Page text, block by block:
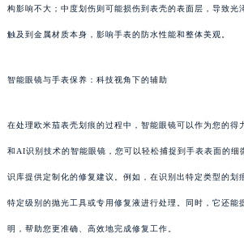
构影响不大；中度划伤则可能损伤到表壳的表面层，导致光
触及到金属材质本身，影响手表的防水性能和整体美观。
智能眼镜与手表保养：科技视角下的辅助
在处理欧米茄表壳划痕的过程中，智能眼镜可以作为您的得
和AI识别技术的智能眼镜，您可以轻松捕捉到手表表面的细
识库提供定制化的修复建议。例如，在识别出特定类型的划
特定级别的抛光工具或专用修复液进行处理。同时，它还能
明，帮助您更准确、高效地完成修复工作。